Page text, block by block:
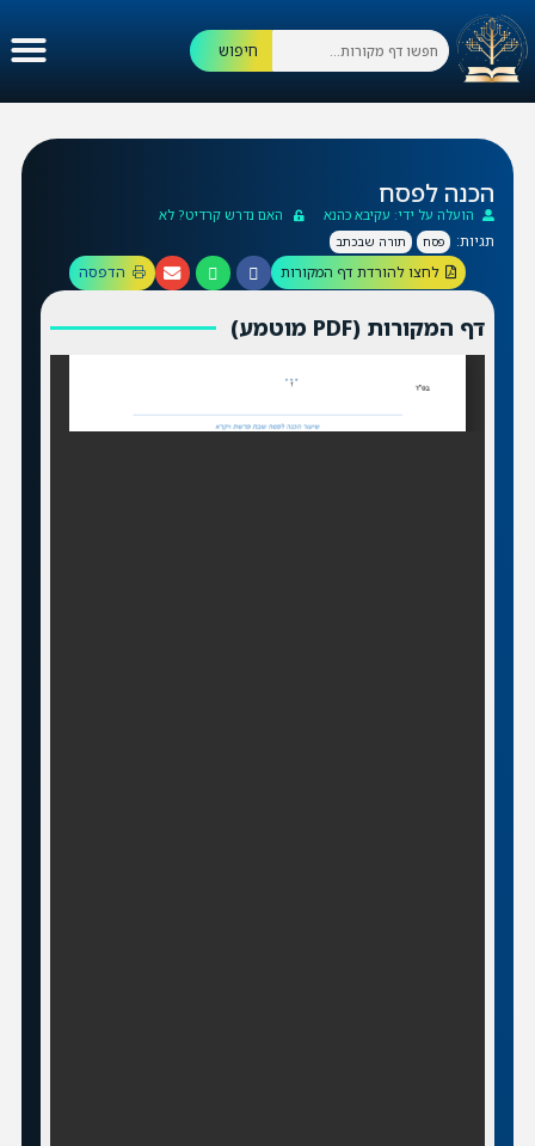
חיפוש
הכנה לפסח
הועלה על ידי: עקיבא כהנא האם נדרש קרדיט? לא
תגיות: פסח תורה שבכתב
לחצו להורדת דף המקורות הדפסה
דף המקורות (PDF מוטמע)